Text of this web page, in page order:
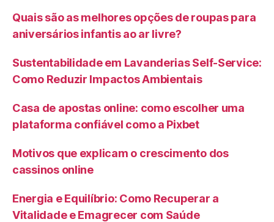
Quais são as melhores opções de roupas para
aniversários infantis ao ar livre?
Sustentabilidade em Lavanderias Self-Service:
Como Reduzir Impactos Ambientais
Casa de apostas online: como escolher uma
plataforma confiável como a Pixbet
Motivos que explicam o crescimento dos
cassinos online
Energia e Equilíbrio: Como Recuperar a
Vitalidade e Emagrecer com Saúde